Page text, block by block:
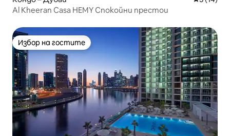
Al Kheeran Casa HEMY Спокойни престои
Избор на гостите
Избор на гостите